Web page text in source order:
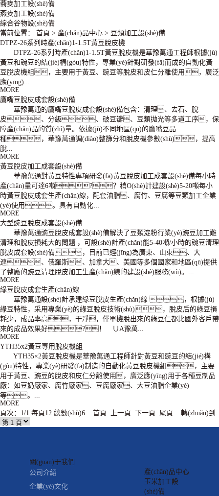
蕎麥加工設(shè)備
燕麥加工設(shè)備
綜合谷物設(shè)備
當前位置： 首頁 > 產(chǎn)品中心 > 豆類加工設(shè)備
DTPZ-26系列時產(chǎn)1-1.5T黃豆脫皮機
DTPZ-26系列時產(chǎn)1-1.5T黃豆脫皮機是華豫萬通工程師根據(jù)
黃豆和豌豆的結(jié)構(gòu)特性，專業(yè)針對研發(fā)而成的自動化黃
豆脫皮機組，主要用于黃豆、豌豆等脫皮和皮仁分離使用，廣泛
應(yīng)...
MORE
鷹嘴豆脫皮成套設(shè)備
華豫萬通的鷹嘴豆脫皮成套設(shè)備包含：清理、去石、脫
皮、分級、破豆瓣、豆類拋光等多道工序，保
障產(chǎn)品的質(zhì)量。依據(jù)不同地區(qū)的鷹嘴豆品
種，華豫萬通調(diào)整篩分和脫皮機參數(shù)，提高
脫...
MORE
黃豆脫皮加工成套設(shè)備
華豫萬通對黃豆特性專項研發(fā)黃豆脫皮加工成套設(shè)備每小時
產(chǎn)量可達6噸?？稍O(shè)計建設(shè)5-20噸每小
時黃豆脫皮成套生產(chǎn)線，配套油脂、腐竹、豆腐等豆類加工企業
(yè)使用。具有自動化...
MORE
大型豌豆脫皮成套設(shè)備
華豫萬通豌豆脫皮成套設(shè)備解決了豆類淀粉行業(yè)豌豆加工難
清理和脫皮損耗大的問題 ，可設(shè)計產(chǎn)能5-40噸/小時的豌豆清理
脫皮成套設(shè)備，目前已經(jīng)為廣東、山東、大
連、俄羅斯、加拿大、美國等多個國家和地區(qū)提供
了整廠的豌豆清理脫皮加工生產(chǎn)線的建設(shè)服務(wù)。...
MORE
綠豆脫皮成套生產(chǎn)線
華豫萬通設(shè)計承建綠豆脫皮生產(chǎn)線 ，根據(jù)
綠豆特性，采用專業(yè)的綠豆脫皮技術(shù)，脫皮后的綠豆損
耗少，成品率高，干凈，僅單機脫出來的綠豆仁都比國外客戶帶
來的成品效果好?！ ∪A豫萬...
MORE
YTH35x2黃豆專用脫皮機組
YTH35×2黃豆脫皮機是華豫萬通工程師針對黃豆和豌豆的結(jié)構
(gòu)特性，專業(yè)研發(fā)制造的自動化黃豆脫皮機組，主要
用于黃豆、豌豆的脫皮和皮仁分離使用，廣泛應(yīng)用于各種豆制品
廠：如豆奶廠家、腐竹廠家、豆腐廠家、大豆油脂企業(yè)
等。...
MORE
頁次：1/1 每頁12 總數(shù)6 首頁 上一頁 下一頁 尾頁 轉(zhuǎn)到:
關(guān)于我們
公司介紹
企業(yè)文化
產(chǎn)品中心
玉米加工設
(shè)備